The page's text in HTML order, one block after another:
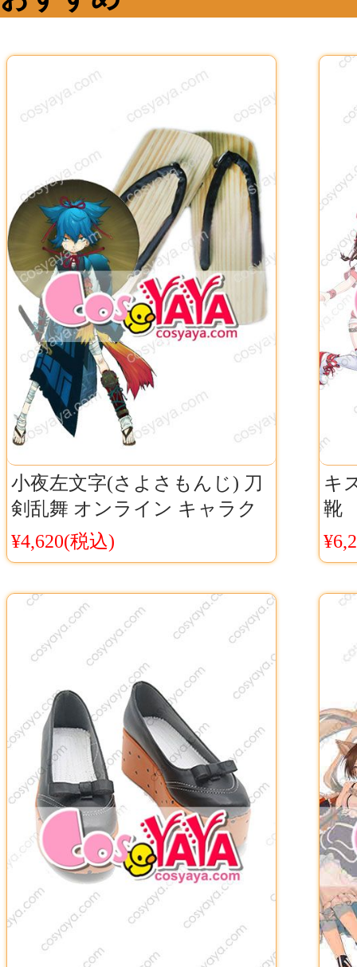
小夜左文字(さよさもんじ) 刀
剣乱舞 オンライン キャラク
ター 高品質 下駄 靴
¥4,620(税込)
キ
靴
r
中